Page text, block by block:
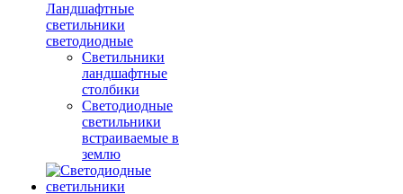
Ландшафтные
светильники
светодиодные
Светильники
ландшафтные
столбики
Светодиодные
светильники
встраиваемые в
землю